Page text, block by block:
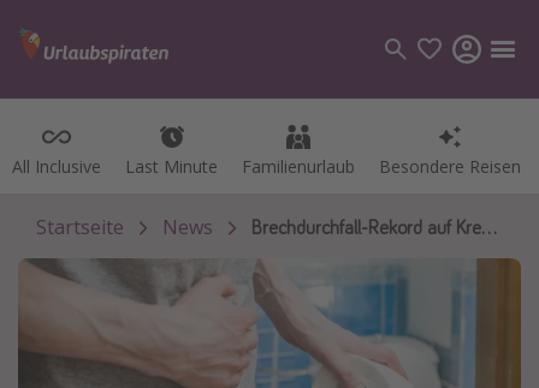
All Inclusive Last Minute Familienurlaub Besondere Reisen
All Inclusive Last Minute Familienurlaub Besondere Reisen
Kategorien
Flüge
Hotel
Pauschalreisen
Kreuzfahrten
Startseite News Brechdurchfall-Rekord auf Kreuzfahrtschiffen